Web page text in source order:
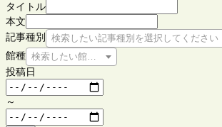
タイトル
本文
記事種別
検索したい記事種別を選択してください
館種 検索したい館種を選択してください
投稿日
～